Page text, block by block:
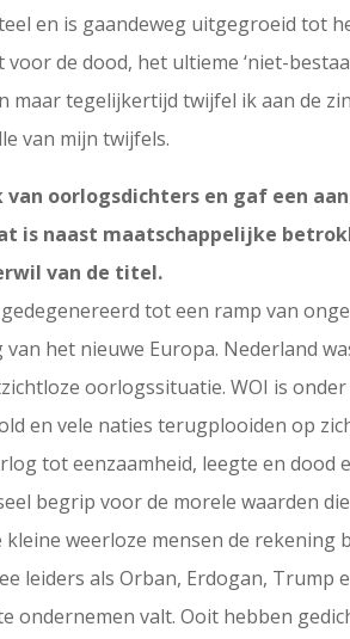
en is gaandeweg uitgegroeid tot
de dood, het ultieme ‘niet-
maar tegelijkertijd twijfel ik aan de
van mijn twijfels.
van oorlogsdichters en gaf een
is naast maatschappelijke
van de titel.
tot een ramp van
van het nieuwe Europa. Nederland
oorlogssituatie. WOI is
en vele naties terugplooiden op
tot eenzaamheid, leegte en dood
begrip voor de morele waarden
weerloze mensen de
leiders als Orban, Erdogan, Trump
ondernemen valt. Ooit hebben